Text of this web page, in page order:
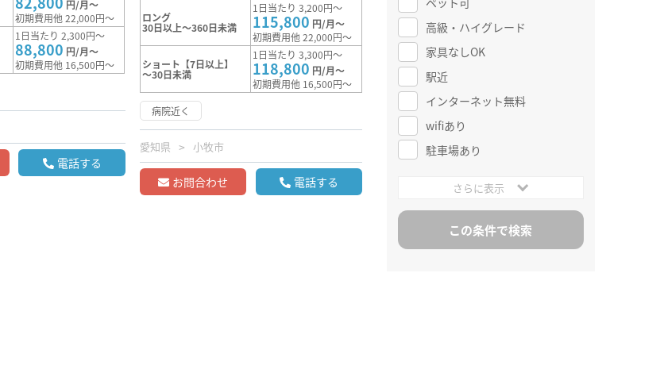
円/月～
初期費用他 22,000円～
1日当たり 2,300円～
88,800 円/月～
初期費用他 16,500円～
電話する
ロング
30日以上～360日未満
1日当たり 3,200円～
115,800 円/月～
初期費用他 22,000円～
ショート【7日以上】
～30日未満
1日当たり 3,300円～
118,800 円/月～
初期費用他 16,500円～
病院近く
愛知県 小牧市
お問合わせ 電話する
高級・ハイグレード
家具なしOK
駅近
インターネット無料
wifiあり
駐車場あり
さらに表示